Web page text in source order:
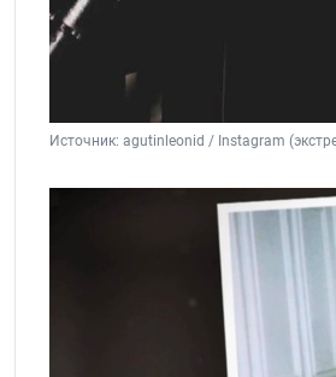
Источник: agutinleonid / Instagram